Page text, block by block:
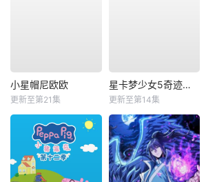
小星帽尼欧欧
更新至第21集
星卡梦少女5奇迹绽放
更新至第14集